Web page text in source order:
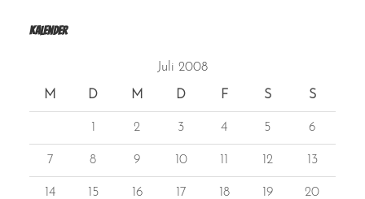
Kalender
Juli 2008
M D M D F S S
1 2 3 4 5 6
7 8 9 10 11 12 13
14 15 16 17 18 19 20